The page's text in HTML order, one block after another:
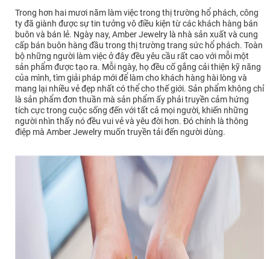
Trong hơn hai mươi năm làm việc trong thị trường hổ phách, công
ty đã giành được sự tin tưởng vô điều kiện từ các khách hàng bán
buôn và bán lẻ. Ngày nay, Amber Jewelry là nhà sản xuất và cung
cấp bán buôn hàng đầu trong thị trường trang sức hổ phách. Toàn
bộ những người làm việc ở đây đều yêu cầu rất cao với mỗi một
sản phẩm được tạo ra. Mỗi ngày, họ đều cố gắng cải thiện kỹ năng
của mình, tìm giải pháp mới để làm cho khách hàng hài lòng và
mang lại nhiều vẻ đẹp nhất có thể cho thế giới. Sản phẩm không chỉ
là sản phẩm đơn thuần mà sản phẩm ấy phải truyền cảm hứng
tích cực trong cuộc sống đến với tất cả mọi người, khiến những
người nhìn thấy nó đều vui vẻ và yêu đời hơn. Đó chính là thông
điệp mà Amber Jewelry muốn truyền tải đến người dùng.